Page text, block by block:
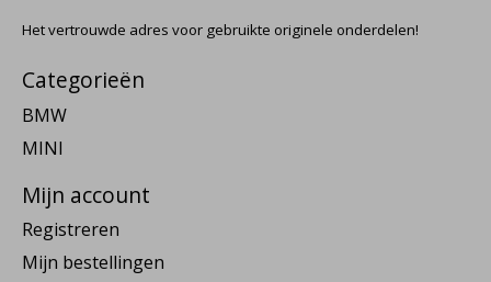
Het vertrouwde adres voor gebruikte originele onderdelen!
Categorieën
BMW
MINI
Mijn account
Registreren
Mijn bestellingen